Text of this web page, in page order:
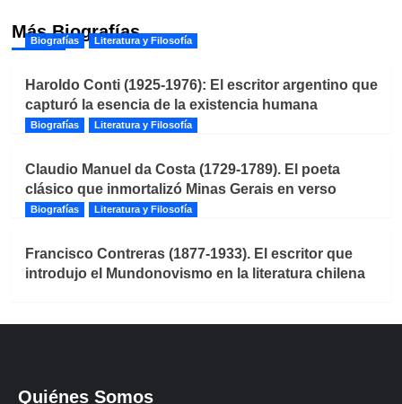
Más Biografías
Biografías Literatura y Filosofía
Haroldo Conti (1925-1976): El escritor argentino que
capturó la esencia de la existencia humana
Biografías Literatura y Filosofía
Claudio Manuel da Costa (1729-1789). El poeta
clásico que inmortalizó Minas Gerais en verso
Biografías Literatura y Filosofía
Francisco Contreras (1877-1933). El escritor que
introdujo el Mundonovismo en la literatura chilena
Quiénes Somos